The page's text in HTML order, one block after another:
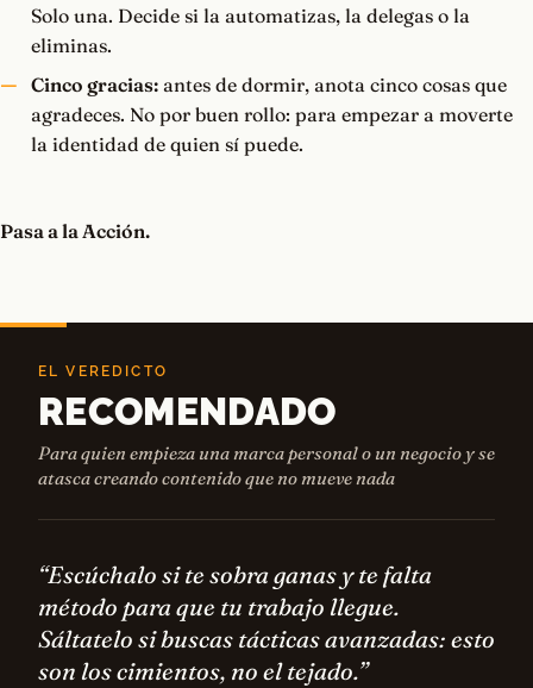
Solo una. Decide si la automatizas, la delegas o la
eliminas.
Cinco gracias:antes de dormir, anota cinco cosas que
agradeces. No por buen rollo: para empezar a moverte
la identidad de quien sí puede.
Pasa a la Acción.
EL VEREDICTO
RECOMENDADO
Para quien empieza una marca personal o un negocio y se
atasca creando contenido que no mueve nada
“Escúchalo si te sobra ganas y te falta
método para que tu trabajo llegue.
Sáltatelo si buscas tácticas avanzadas: esto
son los cimientos, no el tejado.”